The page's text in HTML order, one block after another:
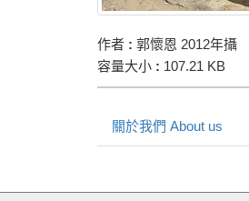
作者 : 郭懷恩 2012年攝
容量大小 : 107.21 KB
關於我們 About us